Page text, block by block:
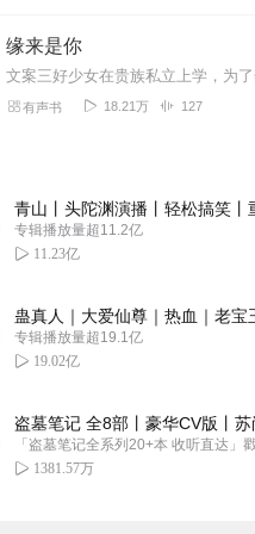
缘来是你
有声书 18.21万 127
专辑播放量超11.2亿
11.23亿
专辑播放量超19.1亿
19.02亿
1381.57万